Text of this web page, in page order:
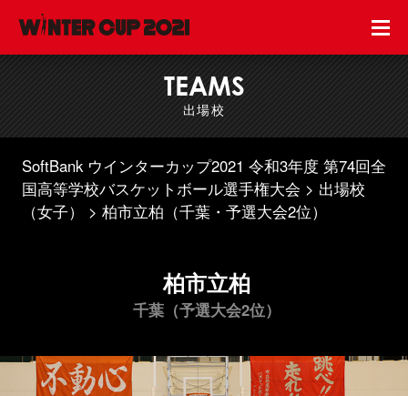
TEAMS
出場校
SoftBank ウインターカップ2021 令和3年度 第74回全
国高等学校バスケットボール選手権大会
出場校
（女子）
柏市立柏（千葉・予選大会2位）
柏市立柏
千葉（予選大会2位）